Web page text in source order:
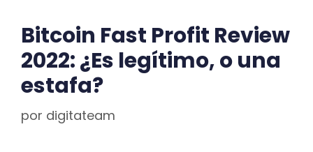
Bitcoin Fast Profit Review
2022: ¿Es legítimo, o una
estafa?
por digitateam